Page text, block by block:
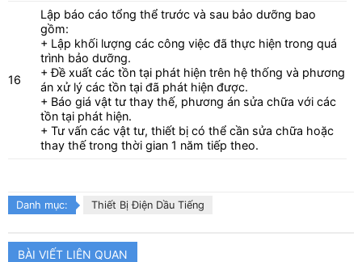
16
Lập báo cáo tổng thể trước và sau bảo dưỡng bao
gồm:
+ Lập khối lượng các công việc đã thực hiện trong quá
trình bảo dưỡng.
+ Đề xuất các tồn tại phát hiện trên hệ thống và phương
án xử lý các tồn tại đã phát hiện được.
+ Báo giá vật tư thay thế, phương án sửa chữa với các
tồn tại phát hiện.
+ Tư vấn các vật tư, thiết bị có thể cần sửa chữa hoặc
thay thế trong thời gian 1 năm tiếp theo.
Danh mục: Thiết Bị Điện Dầu Tiếng
BÀI VIẾT LIÊN QUAN